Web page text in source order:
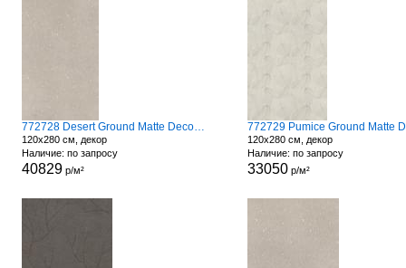
772728 Desert Ground Matte Decoro Fronds
120x280 см, декор
Наличие: по запросу
40829р/м²
120x280 см, декор
Наличие: по запросу
33050р/м²